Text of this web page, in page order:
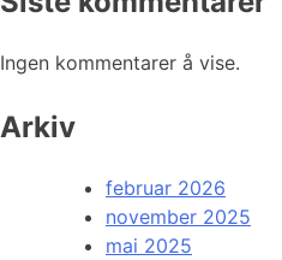
Ingen kommentarer å vise.
Arkiv
februar 2026
november 2025
mai 2025